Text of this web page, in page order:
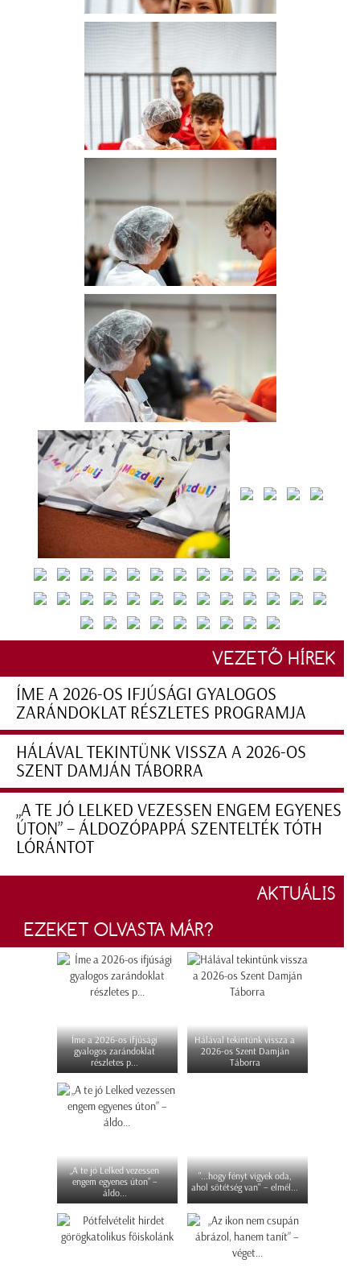
VEZETŐ HÍREK
ÍME A 2026-OS IFJÚSÁGI GYALOGOS
ZARÁNDOKLAT RÉSZLETES PROGRAMJA
HÁLÁVAL TEKINTÜNK VISSZA A 2026-OS
SZENT DAMJÁN TÁBORRA
„A TE JÓ LELKED VEZESSEN ENGEM EGYENES
ÚTON” – ÁLDOZÓPAPPÁ SZENTELTÉK TÓTH
LÓRÁNTOT
AKTUÁLIS
EZEKET OLVASTA MÁR?
Íme a 2026-os ifjúsági
gyalogos zarándoklat
részletes p...
Hálával tekintünk vissza a
2026-os Szent Damján
Táborra
„A te jó Lelked vezessen
engem egyenes úton” –
áldo...
"...hogy fényt vigyek oda,
ahol sötétség van" – elmél...